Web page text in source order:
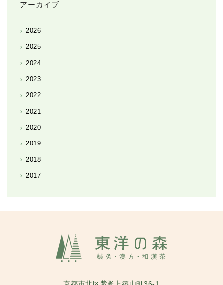
アーカイブ
2026
2025
2024
2023
2022
2021
2020
2019
2018
2017